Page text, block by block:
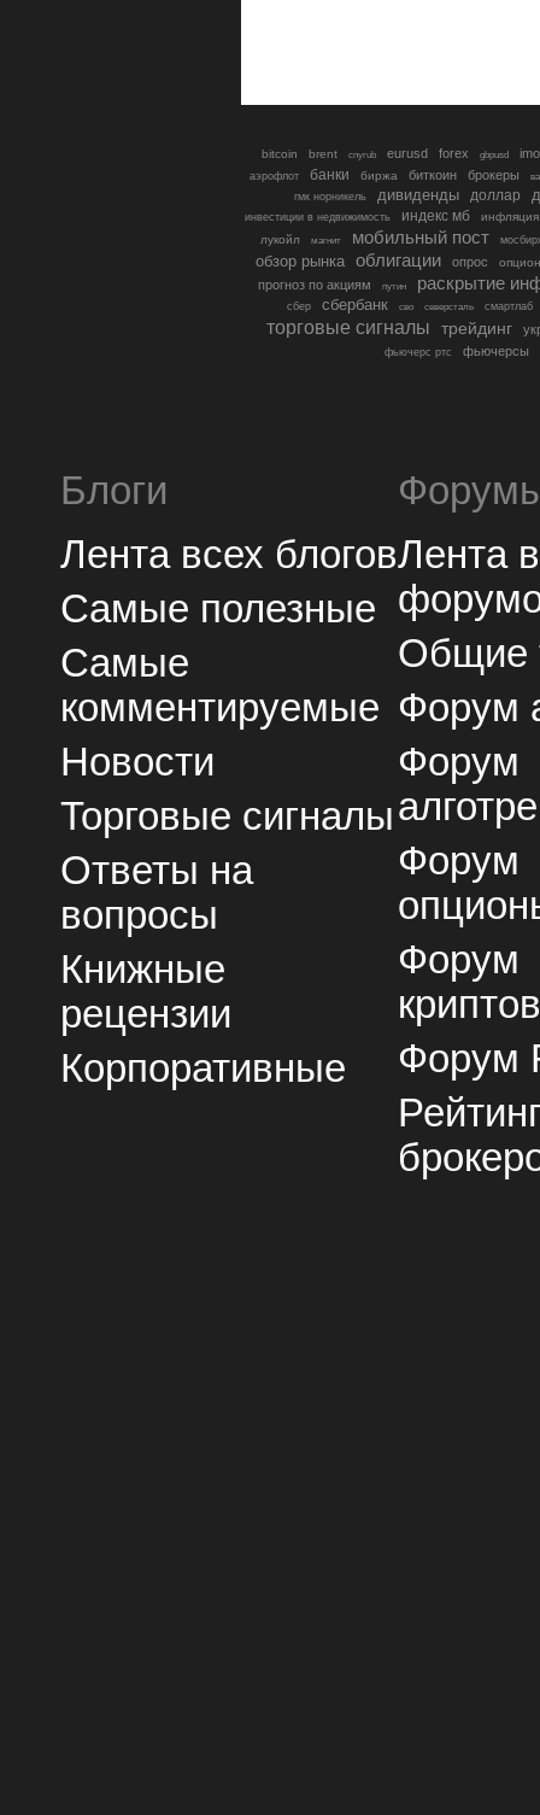
bitcoin brent cnyrub eurusd forex gbpusd
аэрофлот банки биржа биткоин брокеры
гмк норникель
дивиденды доллар
инвестиции в недвижимость индекс мб
инфляция
лукойл
магнит мобильный пост
обзор рынка облигации опрос
прогноз по акциям путин раскрытие
сбер сбербанк сво северсталь смартлаб
торговые сигналы трейдинг
фьючерс ртс фьючерсы
Блоги
Лента всех блогов
Самые полезные
Самые
комментируемые
Новости
Торговые сигналы
Ответы на
вопросы
Книжные
рецензии
Корпоративные
Лента
Общие
Форум
Форум
Форум
Форум
Форум